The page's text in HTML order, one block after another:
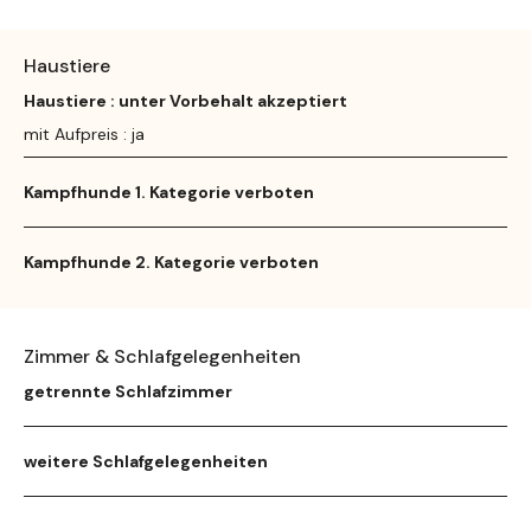
Haustiere
Haustiere : unter Vorbehalt akzeptiert
mit Aufpreis : ja
Kampfhunde 1. Kategorie verboten
Kampfhunde 2. Kategorie verboten
Zimmer & Schlafgelegenheiten
getrennte Schlafzimmer
weitere Schlafgelegenheiten